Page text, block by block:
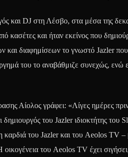
DJ στη Λέσβο, στα μέσα της
κασέτες και ήταν εκείνος που
διαφημίσεων το γνωστό Jazler
του το αναβάθμιζε συνεχώς, ενώ
Αίολος γράφει: «Λίγες ημέρες
του Jazler ιδιοκτήτης του
του Jazler και του Aeolos TV –
του Aeolos TV έχει